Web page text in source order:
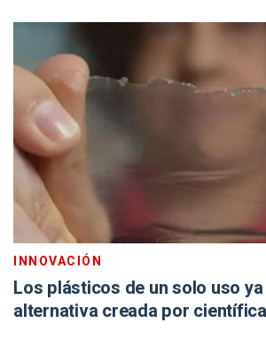
INNOVACIÓN
Los plásticos de un solo uso
alternativa creada por